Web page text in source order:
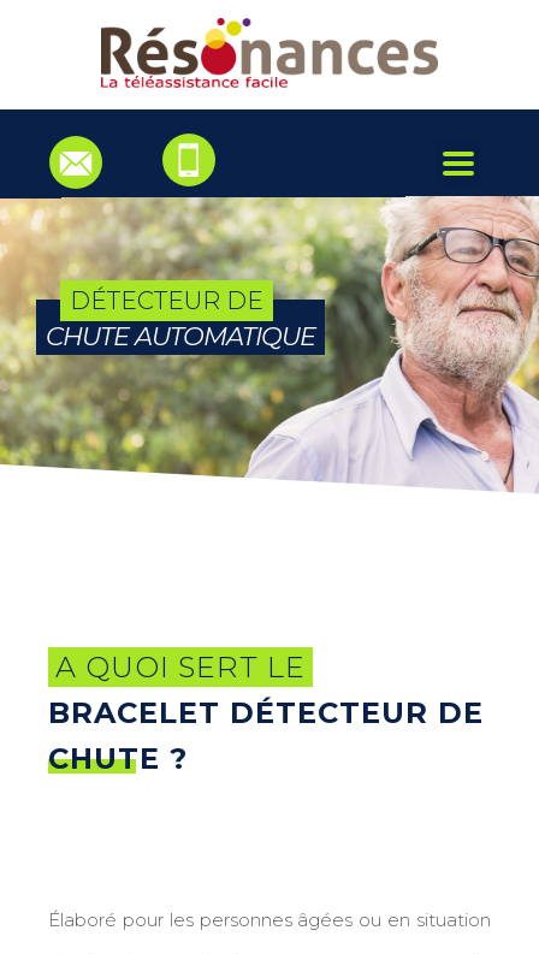
DÉTECTEUR DE
CHUTE AUTOMATIQUE
A QUOI SERT LE
BRACELET DÉTECTEUR DE
CHUTE ?
Élaboré pour les personnes âgées ou en situation